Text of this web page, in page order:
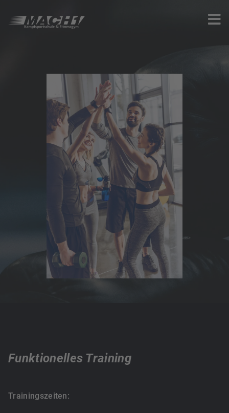
Funktionelles Training
Trainingszeiten: